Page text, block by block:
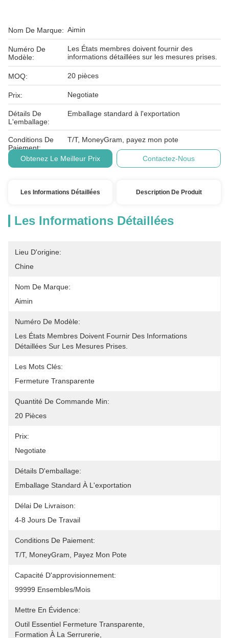
Nom De Marque: Aimin
Numéro De
Modèle:
Les États membres doivent fournir des
informations détaillées sur les mesures prises.
MOQ: 20 pièces
Prix: Negotiate
Détails De
L'emballage:
Emballage standard à l'exportation
Conditions De
Paiement:
T/T, MoneyGram, payez mon pote
Obtenez Le Meilleur Prix Contactez-Nous
Les Informations Détaillées Description De Produit
Les Informations Détaillées
Lieu D'origine:
Chine
Nom De Marque:
Aimin
Numéro De Modèle:
Les États Membres Doivent Fournir Des Informations
Détaillées Sur Les Mesures Prises.
Les Mots Clés:
Fermeture Transparente
Quantité De Commande Min:
20 Pièces
Prix:
Negotiate
Détails D'emballage:
Emballage Standard À L'exportation
Délai De Livraison:
4-8 Jours De Travail
Conditions De Paiement:
T/T, MoneyGram, Payez Mon Pote
Capacité D'approvisionnement:
99999 Ensembles/mois
Mettre En Évidence:
Outil Essentiel Fermeture Transparente
Formation À La Serrurerie